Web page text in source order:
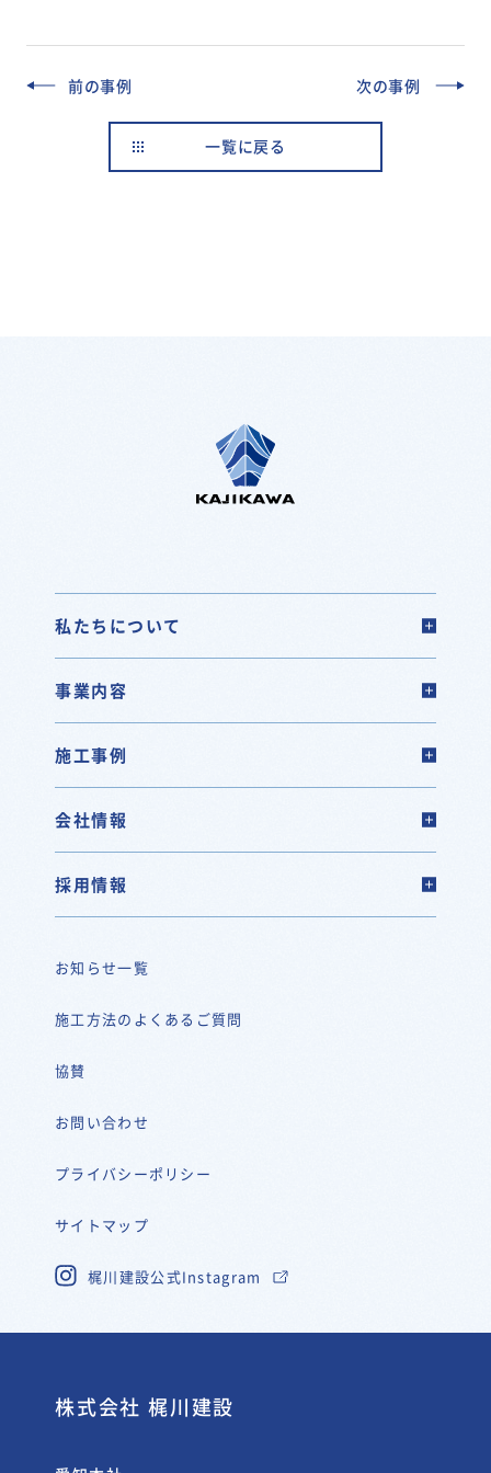
前の事例 次の事例
一覧に戻る
私たちについて
事業内容
施工事例
会社情報
採用情報
お知らせ一覧
施工方法のよくあるご質問
協賛
お問い合わせ
プライバシーポリシー
サイトマップ
梶川建設公式Instagram
株式会社 梶川建設